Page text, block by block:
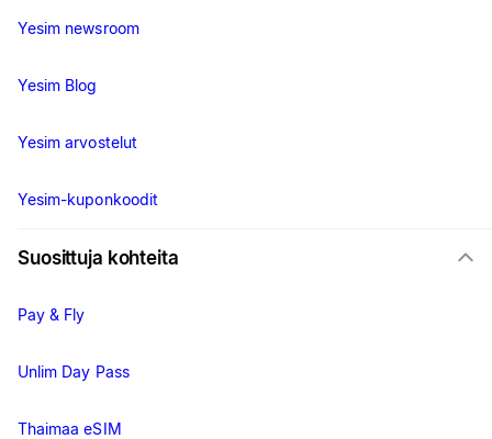
Yesim newsroom
Yesim Blog
Yesim arvostelut
Yesim-kuponkoodit
Suosittuja kohteita
Pay & Fly
Unlim Day Pass
Thaimaa eSIM